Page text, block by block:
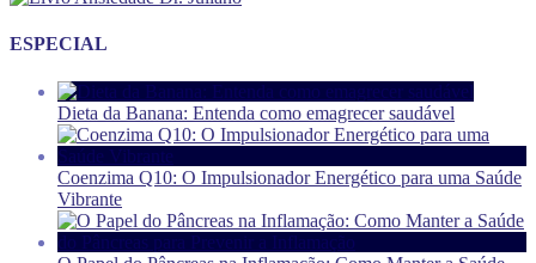
ESPECIAL
Dieta da Banana: Entenda como emagrecer saudável
Coenzima Q10: O Impulsionador Energético para uma Saúde
Vibrante